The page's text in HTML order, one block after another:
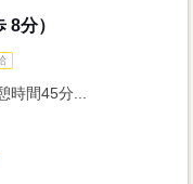
分）
時間45分...